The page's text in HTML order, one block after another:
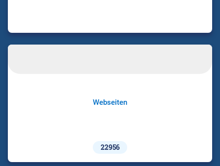
Webseiten
22956